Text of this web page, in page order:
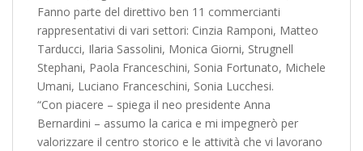
Fanno parte del direttivo ben 11 commercianti
rappresentativi di vari settori: Cinzia Ramponi, Matteo
Tarducci, Ilaria Sassolini, Monica Giorni, Strugnell
Stephani, Paola Franceschini, Sonia Fortunato, Michele
Umani, Luciano Franceschini, Sonia Lucchesi.
“Con piacere – spiega il neo presidente Anna
Bernardini – assumo la carica e mi impegnerò per
valorizzare il centro storico e le attività che vi lavorano